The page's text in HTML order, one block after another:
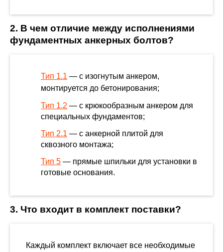
2. В чем отличие между исполнениями
фундаментных анкерных болтов?
Тип 1.1 — с изогнутым анкером,
монтируется до бетонирования;
Тип 1.2 — с крюкообразным анкером для
специальных фундаментов;
Тип 2.1 — с анкерной плитой для
сквозного монтажа;
Тип 5 — прямые шпильки для установки в
готовые основания.
3. Что входит в комплект поставки?
Каждый комплект включает все необходимые